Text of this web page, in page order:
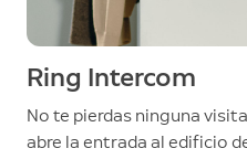
Ring Intercom
No te pierdas ninguna
abre la entrada al edificio